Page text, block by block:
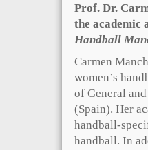
Prof. Dr.
the academic
Handball
Carmen
women’s
of General
(Spain). Her
handball-
handball. In